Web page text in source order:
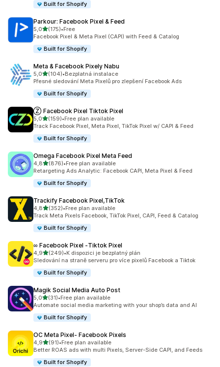
Built for Shopify
Parkour: Facebook Pixel & Feed
5,0z 5 hvězd
(175)
Celkový počet recenzí: 175
•Free
Facebook Pixel & Meta Pixel (CAPI) with Feed & Catalog
Built for Shopify
Meta & Facebook Pixely Nabu
5,0z 5 hvězd
(104)
Celkový počet recenzí: 104
•Bezplatná instalace
Přesné sledování Meta Pixelů pro zlepšení Facebook Ads
Built for Shopify
Ⓩ Facebook Pixel Tiktok Pixel
5,0z 5 hvězd
(159)
Celkový počet recenzí: 159
•Free plan available
Track Facebook Pixel, Meta Pixel, TikTok Pixel w/ CAPI & Feed
Built for Shopify
Omega Facebook Pixel Meta Feed
4,8z 5 hvězd
(876)
Celkový počet recenzí: 876
•Free plan available
Retargeting Ads Analytic: Facebook CAPI, Meta Pixel & Feed
Built for Shopify
Trackify Facebook Pixel,TikTok
4,8z 5 hvězd
(352)
Celkový počet recenzí: 352
•Free plan available
Track Meta Pixels Facebook, TikTok Pixel, CAPI, Feed & Catalog
Built for Shopify
∞ Facebook Pixel ‑Tiktok Pixel
4,9z 5 hvězd
(249)
Celkový počet recenzí: 249
•K dispozici je bezplatný plán
Sledování na straně serveru pro více pixelů Facebook a Tiktok
Built for Shopify
Magik Social Media Auto Post
5,0z 5 hvězd
(31)
Celkový počet recenzí: 31
•Free plan available
Automate social media marketing with your shop’s data and AI
Built for Shopify
OC Meta Pixel‑ Facebook Pixels
4,9z 5 hvězd
(91)
Celkový počet recenzí: 91
•Free plan available
Better ROAS ads with multi Pixels, Server-Side CAPI, and Feeds
Built for Shopify